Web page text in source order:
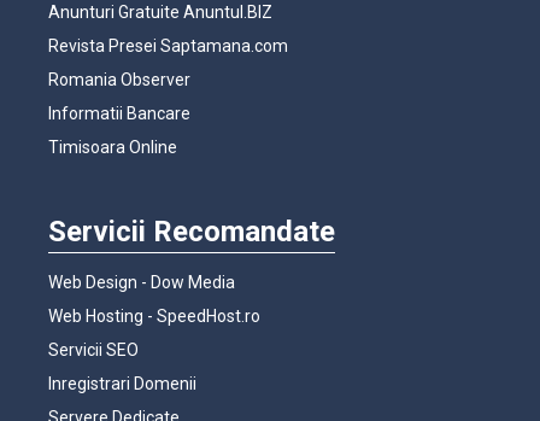
Anunturi Gratuite Anuntul.BIZ
Revista Presei Saptamana.com
Romania Observer
Informatii Bancare
Timisoara Online
Servicii Recomandate
Web Design - Dow Media
Web Hosting - SpeedHost.ro
Servicii SEO
Inregistrari Domenii
Servere Dedicate